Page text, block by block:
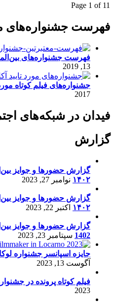
Page 1 of 11
فهرست جشنواره‌های
فهرست جشنواره‌های
13, 2019
جشنواره‌های فیلم کوتاه
2017
فیدان در شبکه‌های
گزارش
گزارش حضورها و جوایز
۱۴۰۲ نوامبر 27, 2023
گزارش حضورها و جوایز
۱۴۰۲ اکتبر 22, 2023
گزارش حضورها و جوایز
1402 سپتامبر 23, 2023
جایزه اسپانسر جشنواره
آگوست 13, 2023
فیلم کوتاه پرونده در
2023